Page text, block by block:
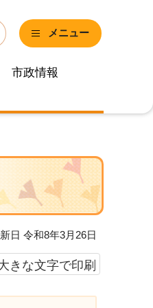
メニュー
市政情報
日 令和8年3月26日
きな文字で印刷